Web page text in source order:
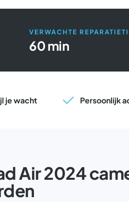
VERWACHTE
60 min
je wacht Persoonlijk
Air 2024